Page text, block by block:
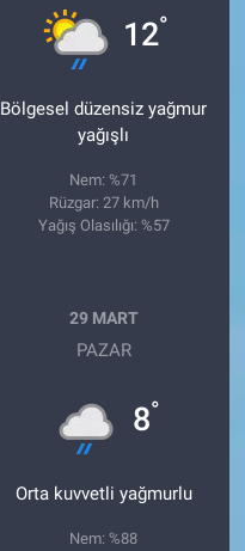
12°
Bölgesel düzensiz yağmur
yağışlı
Nem: %71
Rüzgar: 27 km/h
Yağış Olasılığı: %57
29 MART
PAZAR
8°
Orta kuvvetli yağmurlu
Nem: %88